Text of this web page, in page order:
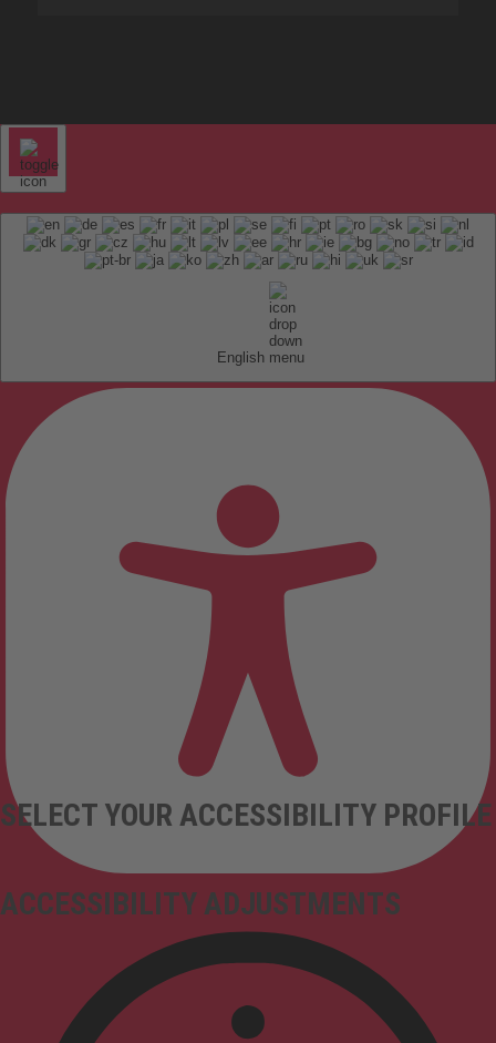
English
ACCESSIBILITY ADJUSTMENTS
SELECT YOUR ACCESSIBILITY PROFILE